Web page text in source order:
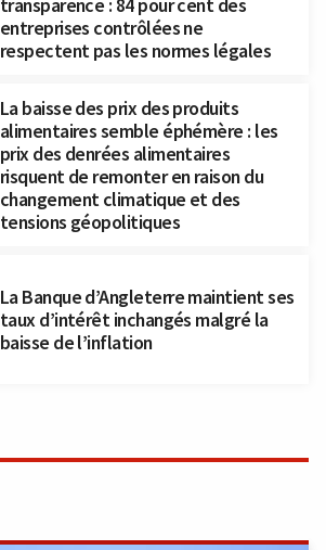
transparence : 84 pour cent des
entreprises contrôlées ne
respectent pas les normes légales
La baisse des prix des produits
alimentaires semble éphémère : les
prix des denrées alimentaires
risquent de remonter en raison du
changement climatique et des
tensions géopolitiques
La Banque d’Angleterre maintient ses
taux d’intérêt inchangés malgré la
baisse de l’inflation